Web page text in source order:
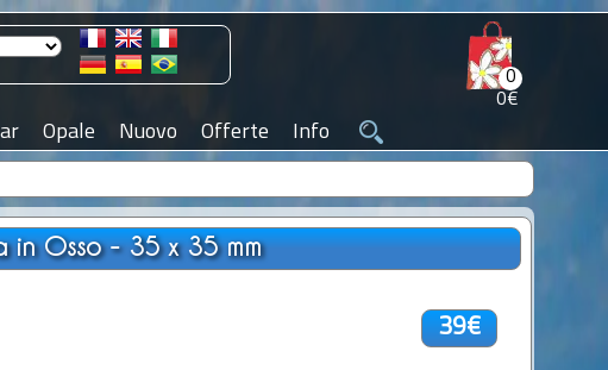
0
0€
Opale Nuovo Offerte Info
Osso - 35 x 35 mm
39€